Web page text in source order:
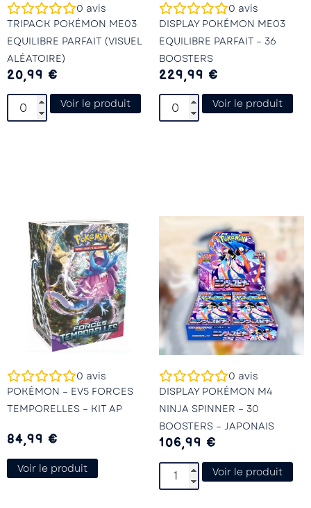
0 avis
TRIPACK POKÉMON ME03
EQUILIBRE PARFAIT (VISUEL
ALÉATOIRE)
20,99 €
Voir le produit
0 avis
DISPLAY POKÉMON ME03
EQUILIBRE PARFAIT – 36
BOOSTERS
229,99 €
Voir le produit
0 avis
POKÉMON – EV5 FORCES
TEMPORELLES – KIT AP
84,99 €
Voir le produit
0 avis
DISPLAY POKÉMON M4
NINJA SPINNER – 30
BOOSTERS – JAPONAIS
106,99 €
Voir le produit